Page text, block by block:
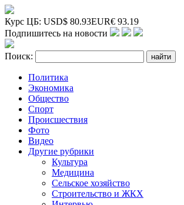
Курс ЦБ: USD$ 80.93EUR€ 93.19
Подпишитесь на новости
Поиск:
Политика
Экономика
Общество
Спорт
Происшествия
Фото
Видео
Другие рубрики
Культура
Медицина
Сельское хозяйство
Строительство и ЖКХ